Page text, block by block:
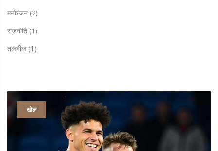
मनोरंजन (2)
राजनीति (1)
तकनीक (1)
खेल